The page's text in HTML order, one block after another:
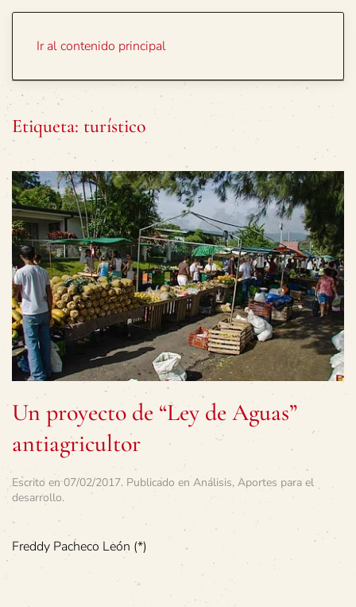
Ir al contenido principal
Etiqueta: turístico
Un proyecto de “Ley de Aguas”
antiagricultor
Escrito en07/02/2017. Publicado en Análisis, Aportes para el
desarrollo.
Freddy Pacheco León (*)